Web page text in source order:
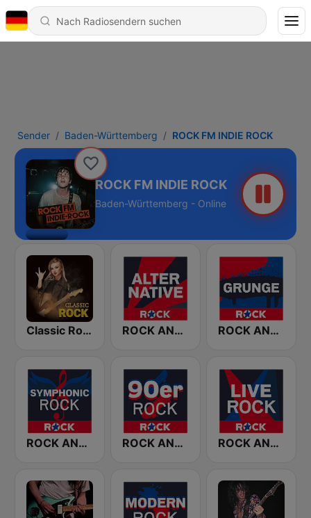
Sender Baden-Württemberg ROCK FM INDIE ROCK
ROCK FM INDIE ROCK
Baden-Württemberg - Online
Classic Rock Station ROCK ANTENNE Alternative ROCK ANTENNE Grunge
ROCK ANTENNE Symphonic Rock ROCK ANTENNE 90er Rock ROCK ANTENNE Live Rock